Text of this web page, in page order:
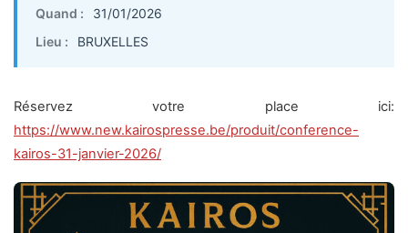
Quand :
31/01/2026
Lieu :
BRUXELLES
Réservez votre place ici:
https://www.new.kairospresse.be/produit/conference-
kairos-31-janvier-2026/